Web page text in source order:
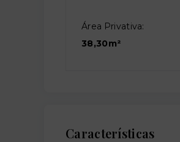
Área Privativa:
38,30m²
Características